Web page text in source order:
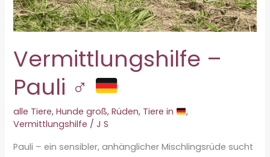
Vermittlungshilfe –
Pauli ♂
alle Tiere,Hunde groß,Rüden, Tiere in
,
Vermittlungshilfe /J S
Pauli – ein sensibler, anhänglicher Mischlingsrüde sucht